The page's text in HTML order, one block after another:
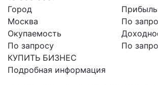
Город
Москва
Окупаемость
По запросу
КУПИТЬ БИЗНЕС
Прибыль
По
По
Подробная информация